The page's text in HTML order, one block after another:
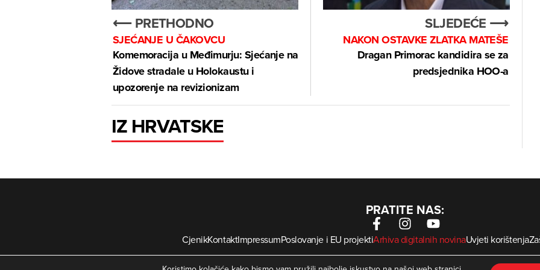
⟵ PRETHODNO
SJEĆANJE U ČAKOVCU
Komemoracija u Međimurju: Sjećanje na
Židove stradale u Holokaustu i
upozorenje na revizionizam
SLJEDEĆE ⟶
NAKON OSTAVKE ZLATKA MATEŠE
Dragan Primorac kandidira se za
predsjednika HOO-a
IZ HRVATSKE
PRATITE NAS:
CjenikKontaktImpressumPoslovanje i EU projektiArhiva digitalnih novinaUvjeti korištenja
© Zagorje International – Sva prava pridržana | Developed by